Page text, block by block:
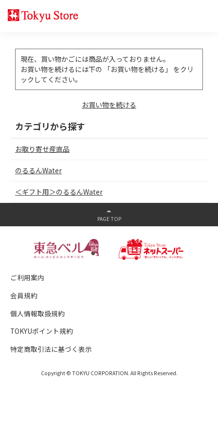
現在、買い物かごには商品が入っておりません。
お買い物を続けるには下の 「お買い物を続ける」 をクリ
ックしてください。
お買い物を続ける
カテゴリから探す
お取り寄せ産直品
のるるんWater
＜ギフト用＞のるるんWater
ご利用案内
会員規約
個人情報取扱規約
TOKYUポイント規約
特定商取引法に基づく表示
Copyright © TOKYU CORPORATION. All Rights Reserved.